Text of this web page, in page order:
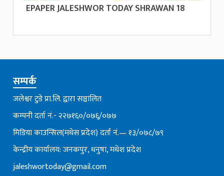
EPAPER JALESHWOR TODAY SHRAWAN 18
सम्पर्क
जलेश्वर टुडे प्रा.लि. द्वारा सञ्चालित
कम्पनी दर्ता नं.- २२७१६०/०७६्/०७७
मिडिया काउन्सिल(मधेस प्रदेश) दर्ता नं.— १३/०७८/७९
केन्द्रीय कार्यालय: जनकपुर, धनुषा, मधेश प्रदेश
jaleshwortoday@gmail.com